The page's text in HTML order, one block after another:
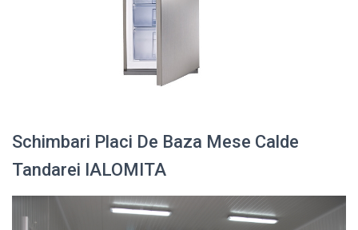
Schimbari Placi De Baza Mese Calde
Tandarei IALOMITA